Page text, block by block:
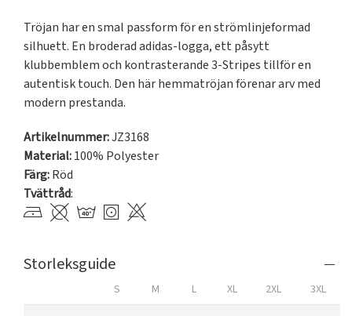
Tröjan har en smal passform för en strömlinjeformad
silhuett. En broderad adidas-logga, ett påsytt
klubbemblem och kontrasterande 3-Stripes tillför en
autentisk touch. Den här hemmatröjan förenar arv med
modern prestanda.
Artikelnummer:JZ3168
Material:100% Polyester
Färg:Röd
Tvättråd:
Storleksguide
S M L XL 2XL 3XL